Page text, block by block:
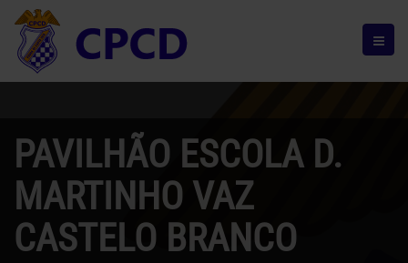
PAVILHÃO ESCOLA D.
MARTINHO VAZ
CASTELO BRANCO